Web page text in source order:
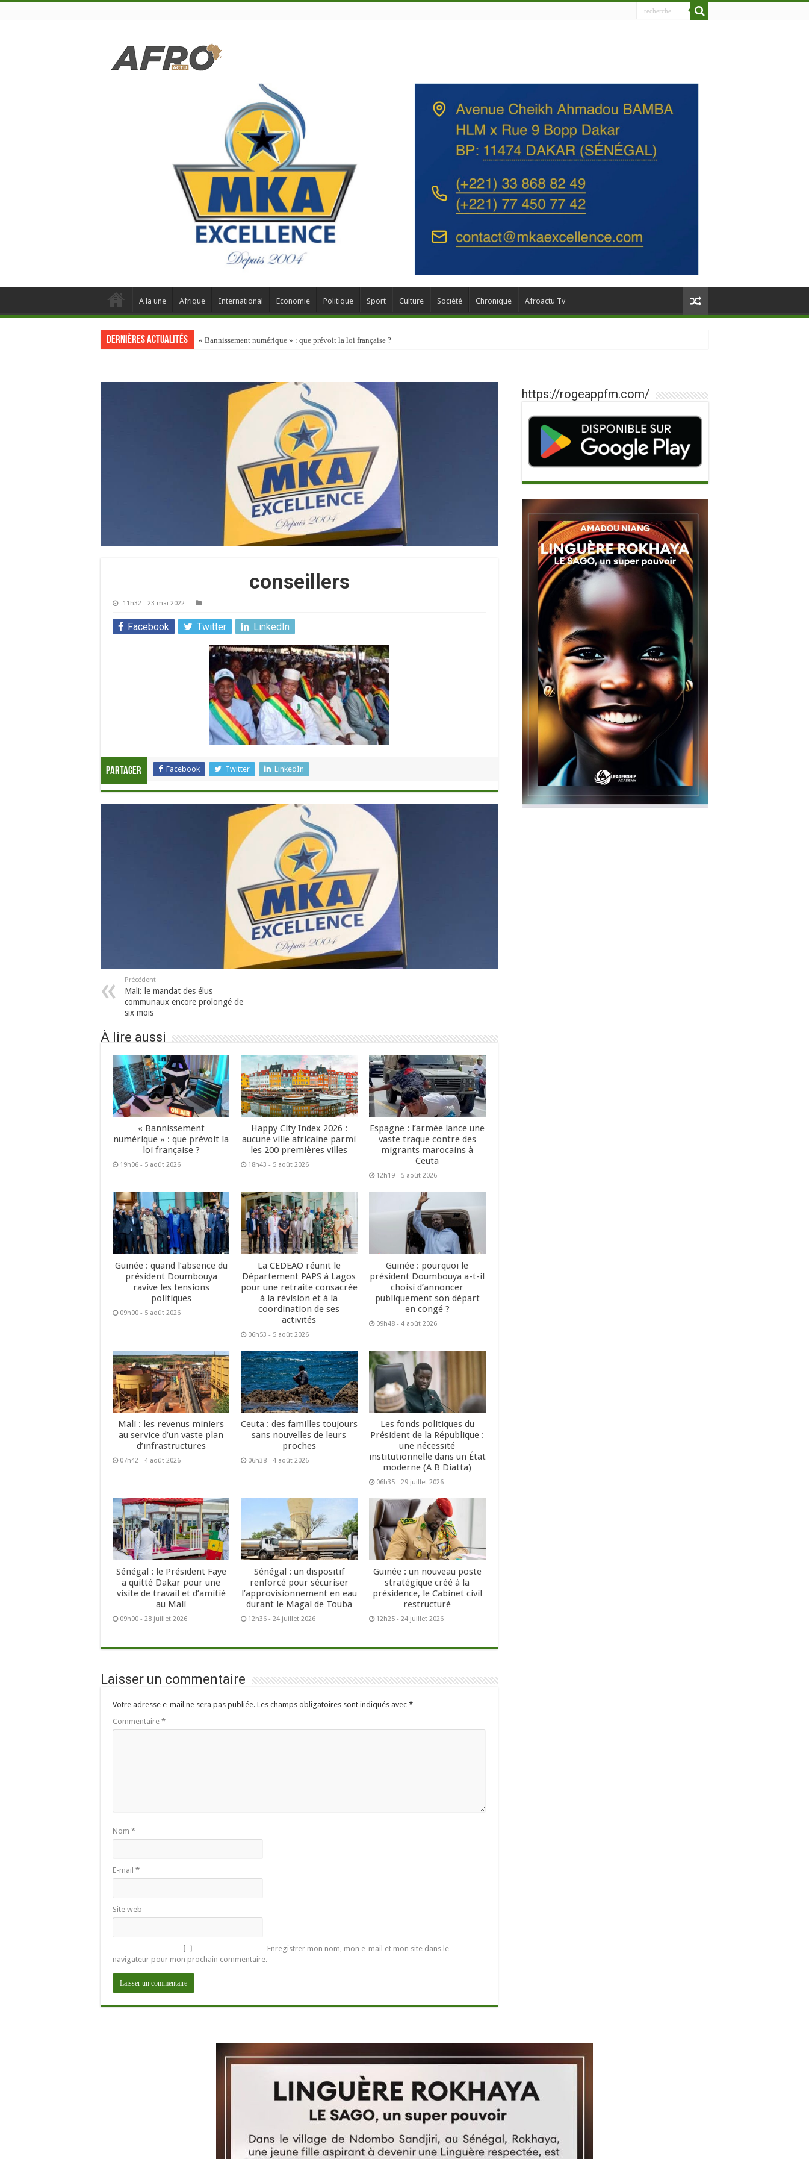
A la une Afrique International Economie Politique Sport Culture Société Chronique Afroactu Tv
Dernières actualités « Bannissement numérique » : que prévoit la loi française ?
conseillers
11h32 - 23 mai 2022
Facebook Twitter LinkedIn
Partager Facebook Twitter LinkedIn
Précédent
Mali: le mandat des élus
communaux encore prolongé de
six mois
À lire aussi
« Bannissement
numérique » : que prévoit la
loi française ?
19h06 - 5 août 2026
Happy City Index 2026 :
aucune ville africaine parmi
les 200 premières villes
18h43 - 5 août 2026
Espagne : l’armée lance une
vaste traque contre des
migrants marocains à
Ceuta
12h19 - 5 août 2026
Guinée : quand l’absence du
président Doumbouya
ravive les tensions
politiques
09h00 - 5 août 2026
La CEDEAO réunit le
Département PAPS à Lagos
pour une retraite consacrée
à la révision et à la
coordination de ses
activités
06h53 - 5 août 2026
Guinée : pourquoi le
président Doumbouya a-t-il
choisi d’annoncer
publiquement son départ
en congé ?
09h48 - 4 août 2026
Mali : les revenus miniers
au service d’un vaste plan
d’infrastructures
07h42 - 4 août 2026
Ceuta : des familles toujours
sans nouvelles de leurs
proches
06h38 - 4 août 2026
Les fonds politiques du
Président de la République :
une nécessité
institutionnelle dans un État
moderne (A B Diatta)
06h35 - 29 juillet 2026
Sénégal : le Président Faye
a quitté Dakar pour une
visite de travail et d’amitié
au Mali
09h00 - 28 juillet 2026
Sénégal : un dispositif
renforcé pour sécuriser
l’approvisionnement en eau
durant le Magal de Touba
12h36 - 24 juillet 2026
Guinée : un nouveau poste
stratégique créé à la
présidence, le Cabinet civil
restructuré
12h25 - 24 juillet 2026
Laisser un commentaire
Votre adresse e-mail ne sera pas publiée. Les champs obligatoires sont indiqués avec *
Commentaire *
Nom *
E-mail *
Site web
Enregistrer mon nom, mon e-mail et mon site dans le
navigateur pour mon prochain commentaire.
https://rogeappfm.com/